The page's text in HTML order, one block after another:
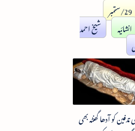
29/ستمبر
انشائیہ
شیخ احمد
کو آدھا گھنٹہ بھی